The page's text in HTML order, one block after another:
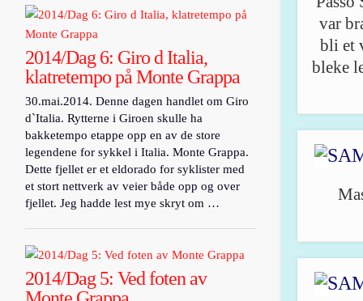
var
bli et
bleke
2014/Dag 6: Giro d Italia,
klatretempo på Monte Grappa
30.mai.2014. Denne dagen handlet om Giro
d`Italia. Rytterne i Giroen skulle ha
bakketempo etappe opp en av de store
legendene for sykkel i Italia. Monte Grappa.
Dette fjellet er et eldorado for syklister med
et stort nettverk av veier både opp og over
fjellet. Jeg hadde lest mye skryt om …
2014/Dag 5: Ved foten av